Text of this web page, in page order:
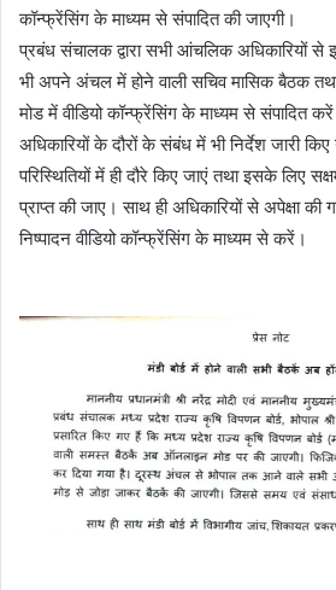
कॉन्फ्रेंसिंग के माध्यम से संपादित की जाएगी।
प्रबंध संचालक द्वारा सभी आंचलिक अधिकारियों से
भी अपने अंचल में होने वाली सचिव मासिक बैठक
मोड में वीडियो कॉन्फ्रेंसिंग के माध्यम से संपादित
अधिकारियों के दौरों के संबंध में भी निर्देश जारी
परिस्थितियों में ही दौरे किए जाएं तथा इसके लिए
प्राप्त की जाए। साथ ही अधिकारियों से अपेक्षा की
निष्पादन वीडियो कॉन्फ्रेंसिंग के माध्यम से करें।